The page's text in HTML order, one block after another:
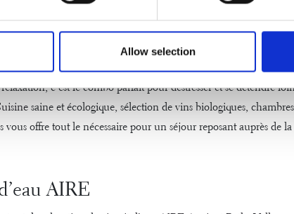
Allow selection
et relaxation au Mas
c’est le combo parfait pour déstresser et se détendre
saine et écologique, sélection de vins biologiques, chambres
vous offre tout le nécessaire pour un séjour reposant auprès de
AIRE